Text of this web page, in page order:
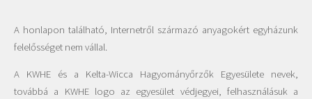
A honlapon található, Internetről származó anyagokért egyházunk
felelősséget nem vállal.
A KWHE és a Kelta-Wicca Hagyományőrzők Egyesülete nevek,
továbbá a KWHE logo az egyesület védjegyei, felhasználásuk a